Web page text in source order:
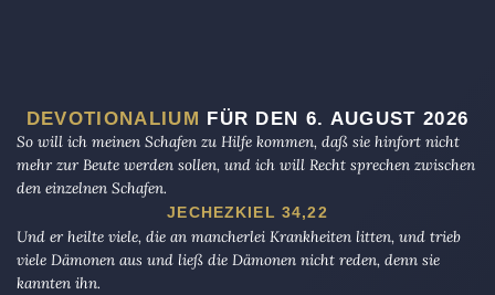
DEVOTIONALIUM FÜR DEN 6. AUGUST 2026
So will ich meinen Schafen zu Hilfe kommen, daß sie hinfort nicht
mehr zur Beute werden sollen, und ich will Recht sprechen zwischen
den einzelnen Schafen.
JECHEZKIEL 34,22
Und er heilte viele, die an mancherlei Krankheiten litten, und trieb
viele Dämonen aus und ließ die Dämonen nicht reden, denn sie
kannten ihn.